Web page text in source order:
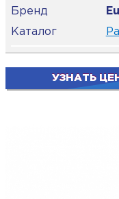
Бренд
Каталог
УЗНАТЬ